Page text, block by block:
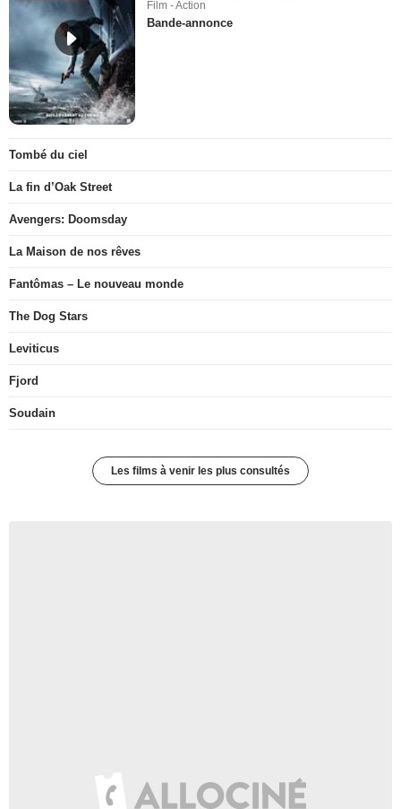
Film - Action
Bande-annonce
Tombé du ciel
La fin d’Oak Street
Avengers: Doomsday
La Maison de nos rêves
Fantômas – Le nouveau monde
The Dog Stars
Leviticus
Fjord
Soudain
Les films à venir les plus consultés